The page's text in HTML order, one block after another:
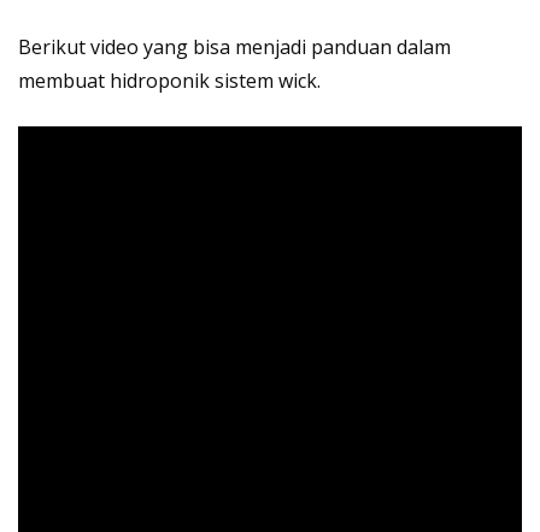
Berikut video yang bisa menjadi panduan dalam
membuat hidroponik sistem wick.